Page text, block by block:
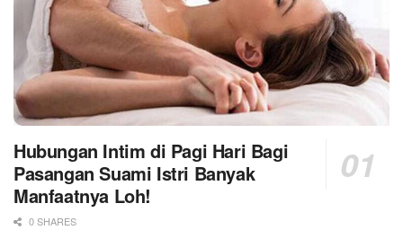
Hubungan Intim di Pagi Hari Bagi
Pasangan Suami Istri Banyak
Manfaatnya Loh!
0 SHARES